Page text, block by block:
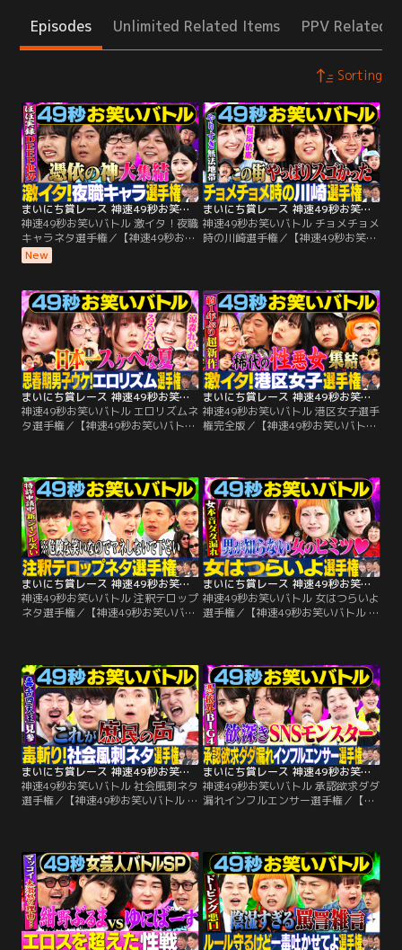
Episodes Unlimited Related Items PPV Related
Sorting
まいにち賞レース 神速49秒お笑いバトル 激イタ！夜職キャラネタ選手権
神速49秒お笑いバトル 激イタ！夜職
キャラネタ選手権／【神速49秒お笑
いバトル 激イタ！夜職キャラネタ選
手権】 スクールゾーン・いわたまあ
週チャンピオンが誕生！日本一最速
の爆笑を競う49秒お笑い賞レース開
幕！ 今週の神速チャンピオンは！？
MCのアルコ＆ピースとラフ×ラフ齋
藤有紗に刺さるのは一体誰だ！？
New
まいにち賞レース 神速49秒お笑いバトル チョメチョメ時の川崎選手権
神速49秒お笑いバトル チョメチョメ
時の川崎選手権／【神速49秒お笑い
ピオンが誕生！日本一最速の爆笑を
競う49秒お笑い賞レース開幕！今週
の神速チャンピオンは！？MCのア
ルコ＆ピースと榎原依那に刺さるの
は一体誰だ！？
まいにち賞レース 神速49秒お笑いバトル エロリズムネタ選手権
神速49秒お笑いバトル エロリズムネ
タ選手権／【神速49秒お笑いバトル
が誕生！日本一最速の爆笑を競う49
秒お笑い賞レース開幕！ 今週の神速
チャンピオンは！？MCのアルコ＆
ピースと涼森れむに刺さるのは一体
誰だ！？
まいにち賞レース 神速49秒お笑いバトル 港区女子選手権完全版
神速49秒お笑いバトル 港区女子選手
権完全版／【神速49秒お笑いバトル
オンが誕生！日本一最速の爆笑を競
う49秒お笑い賞レース開幕！今週の
神速チャンピオンは！？MCのアル
コ＆ピースとベッキーに刺さるのは
一体誰だ！？
まいにち賞レース 神速49秒お笑いバトル 注釈テロップネタ選手権
神速49秒お笑いバトル 注釈テロップ
ネタ選手権／【神速49秒お笑いバト
生！日本一最速の爆笑を競う49秒お
笑い賞レース開幕！今週の神速チャ
ンピオンは！？MCのアルコ＆ピー
スとUtaGe！茜音ぱぴこに刺さるの
は一体誰だ！？
まいにち賞レース 神速49秒お笑いバトル 女はつらいよ選手権
神速49秒お笑いバトル 女はつらいよ
選手権／【神速49秒お笑いバトル 女
生！日本一最速の爆笑を競う49秒お
笑い賞レース開幕！ 今週の神速チャ
ンピオンは！？MCのアルコ＆ピー
スとアンジュルム後藤花に刺さるの
は一体誰だ！？
まいにち賞レース 神速49秒お笑いバトル 社会風刺ネタ選手権
神速49秒お笑いバトル 社会風刺ネタ
選手権／【神速49秒お笑いバトル 承
ンが誕生！日本一最速の爆笑を競う
49秒お笑い賞レース開幕！ 今週の神
速チャンピオンは！？MCのアルコ
＆ピースと手羽先センセーション宮
代 柚花に刺さるのは一体誰だ！？
まいにち賞レース 神速49秒お笑いバトル 承認欲求ダダ漏れインフルエンサー選手権
神速49秒お笑いバトル 承認欲求ダダ
漏れインフルエンサー選手権／【神
わたまあり 毎週チャンピオンが誕
生！日本一最速の爆笑を競う49秒お
笑い賞レース開幕！ 今週の神速チャ
ンピオンは！？